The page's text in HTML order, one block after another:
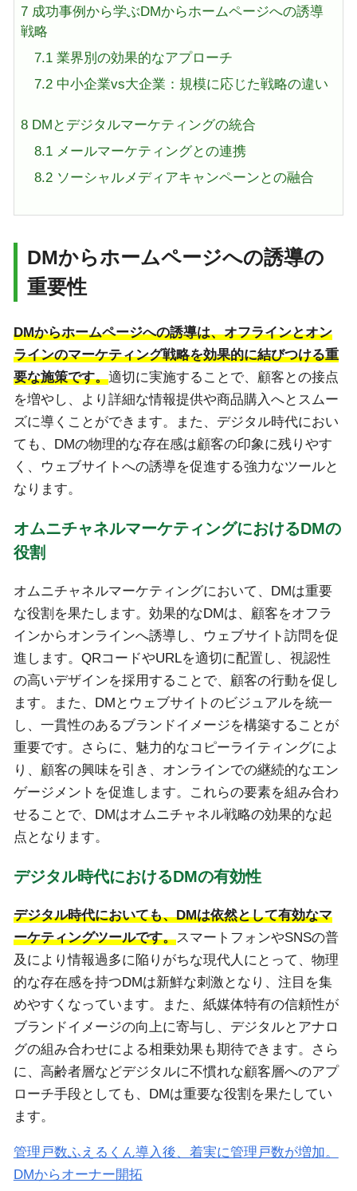
7 成功事例から学ぶDMからホームページへの誘導
戦略
7.1業界別の効果的なアプローチ
7.2中小企業vs大企業：規模に応じた戦略の違い
8 DMとデジタルマーケティングの統合
8.1メールマーケティングとの連携
8.2ソーシャルメディアキャンペーンとの融合
DMからホームページへの誘導の
重要性
DMからホームページへの誘導は、オフラインとオン
ラインのマーケティング戦略を効果的に結びつける重
要な施策です。適切に実施することで、顧客との接点
を増やし、より詳細な情報提供や商品購入へとスムー
ズに導くことができます。また、デジタル時代におい
ても、DMの物理的な存在感は顧客の印象に残りやす
く、ウェブサイトへの誘導を促進する強力なツールと
なります。
オムニチャネルマーケティングにおけるDMの
役割
オムニチャネルマーケティングにおいて、DMは重要
な役割を果たします。効果的なDMは、顧客をオフラ
インからオンラインへ誘導し、ウェブサイト訪問を促
進します。QRコードやURLを適切に配置し、視認性
の高いデザインを採用することで、顧客の行動を促し
ます。また、DMとウェブサイトのビジュアルを統一
し、一貫性のあるブランドイメージを構築することが
重要です。さらに、魅力的なコピーライティングによ
り、顧客の興味を引き、オンラインでの継続的なエン
ゲージメントを促進します。これらの要素を組み合わ
せることで、DMはオムニチャネル戦略の効果的な起
点となります。
デジタル時代におけるDMの有効性
デジタル時代においても、DMは依然として有効なマ
ーケティングツールです。スマートフォンやSNSの普
及により情報過多に陥りがちな現代人にとって、物理
的な存在感を持つDMは新鮮な刺激となり、注目を集
めやすくなっています。また、紙媒体特有の信頼性が
ブランドイメージの向上に寄与し、デジタルとアナロ
グの組み合わせによる相乗効果も期待できます。さら
に、高齢者層などデジタルに不慣れな顧客層へのアプ
ローチ手段としても、DMは重要な役割を果たしてい
ます。
管理戸数ふえるくん導入後、着実に管理戸数が増加。
DMからオーナー開拓